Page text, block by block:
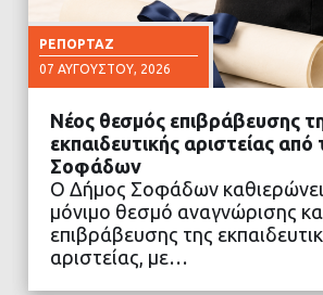
ΡΕΠΟΡΤΆΖ
07 ΑΥΓΟΎΣΤΟΥ, 2026
ΔΙΑΒΑΣΤΕ
Νέος θεσμός επιβράβευσης
εκπαιδευτικής αριστείας
Σοφάδων
Ο Δήμος Σοφάδων καθιερώνει
μόνιμο θεσμό αναγνώρισης
επιβράβευσης της
αριστείας, με…